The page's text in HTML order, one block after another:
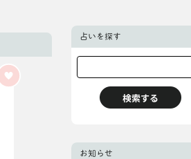
占いを探す
お知らせ